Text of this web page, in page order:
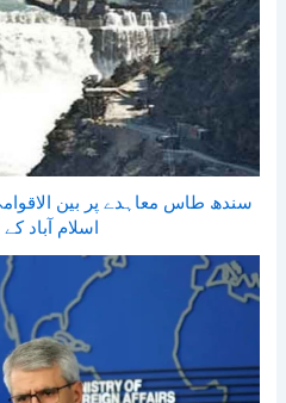
سندھ طاس معاہدے پر بین
اسلام آباد